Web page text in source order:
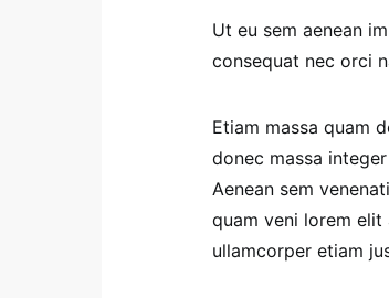
Ut eu sem aenean
consequat nec orci
Etiam massa quam
donec massa
Aenean sem
quam veni lorem
ullamcorper etiam